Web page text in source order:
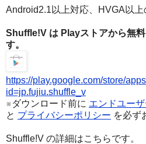
Android2.1以上対応、HVGA以
Shuffle!V は Playストアから無
す。
https://play.google.com/store/
id=jp.fujiu.shuffle_v
※ダウンロード前に エンドユー
と プライバシーポリシー を必ず
Shuffle!V の詳細はこちらです。